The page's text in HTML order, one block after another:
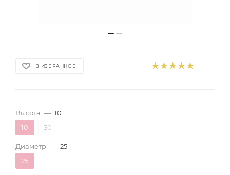
В ИЗБРАННОЕ
Высота — 10
10
30
Диаметр — 25
25